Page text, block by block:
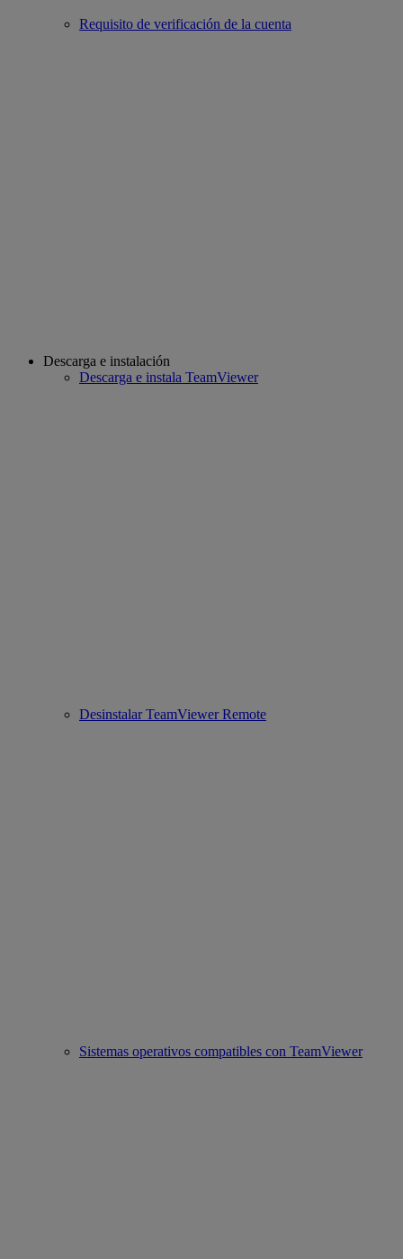
Requisito de verificación de la cuenta
Descarga e instalación
Descarga e instala TeamViewer
Desinstalar TeamViewer Remote
Sistemas operativos compatibles con TeamViewer